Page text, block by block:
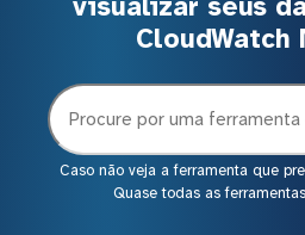
visualizar seus
CloudWatch
Caso não veja a ferramenta que
Quase todas as